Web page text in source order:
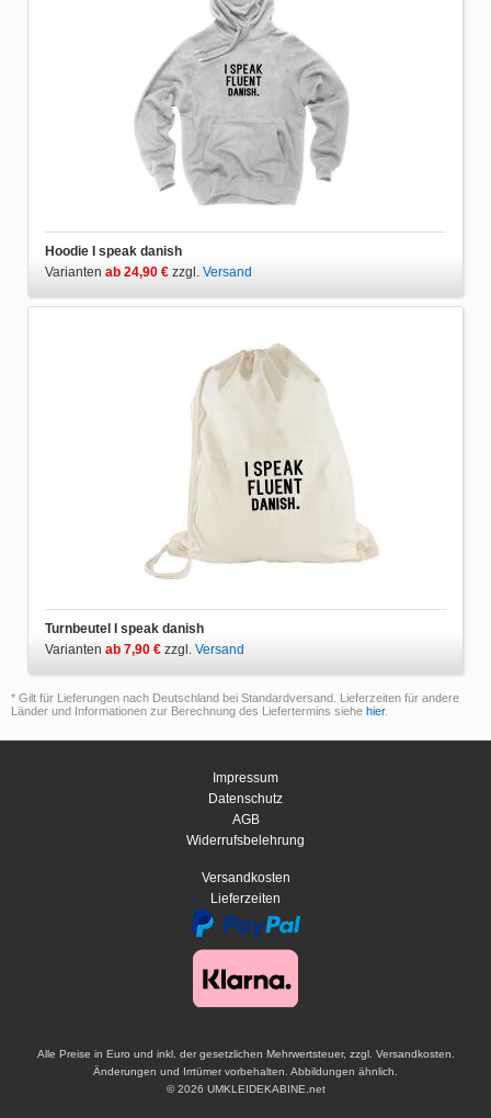
Hoodie I speak danish
Varianten ab 24,90 € zzgl. Versand
Turnbeutel I speak danish
Varianten ab 7,90 € zzgl. Versand
* Gilt für Lieferungen nach Deutschland bei Standardversand. Lieferzeiten für andere
Länder und Informationen zur Berechnung des Liefertermins siehe hier.
Impressum
Datenschutz
AGB
Widerrufsbelehrung
Versandkosten
Lieferzeiten
Alle Preise in Euro und inkl. der gesetzlichen Mehrwertsteuer, zzgl. Versandkosten.
Änderungen und Irrtümer vorbehalten. Abbildungen ähnlich.
© 2026 UMKLEIDEKABINE.net